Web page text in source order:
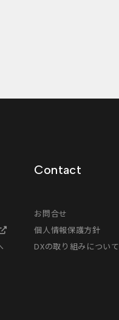
Contact
お問合せ
個人情報保護方針
DXの取り組みについて